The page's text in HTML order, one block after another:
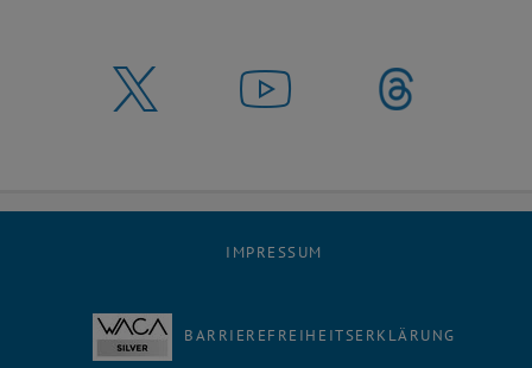
IMPRESSUM
BARRIEREFREIHEITSERKLÄRUNG